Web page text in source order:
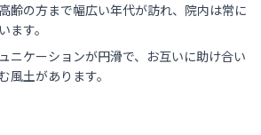
齢の方まで幅広い年代が訪れ、院内は常に
ます。
ニケーションが円滑で、お互いに助け合い
風土があります。